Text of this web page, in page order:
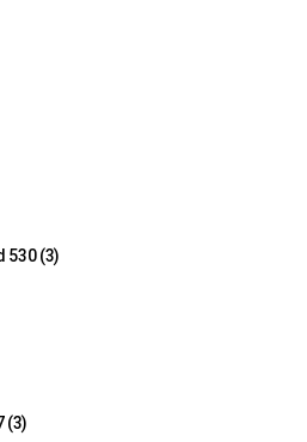
530(3)
(3)